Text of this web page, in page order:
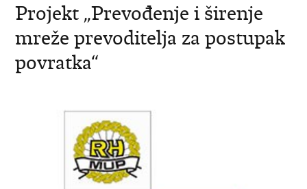
Projekt „Prevođenje i širenje
mreže prevoditelja za postupak
povratka“